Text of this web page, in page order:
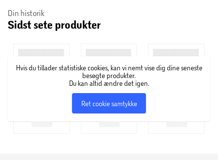
Bag Soul Wine står vinfirmaet Globus Wine A/S. Globus
Wine er leverandør for vin over hele verden. De har både
design. Det hele startede i 2006 som en lille, dansk start-
up virksomhed, som nu er en international spiller på
Din historik
Sidst sete produkter
Hvis du tillader statistiske cookies, kan vi nemt vise dig dine seneste
besøgte produkter.
Du kan altid ændre det igen.
Ret cookie samtykke